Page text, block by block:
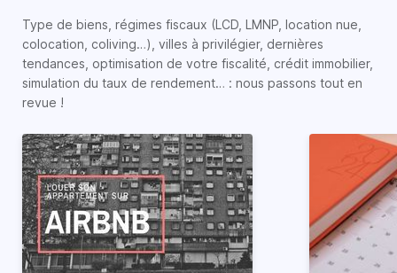
Type de biens, régimes fiscaux (LCD, LMNP, location nue,
colocation, coliving…), villes à privilégier, dernières
tendances, optimisation de votre fiscalité, crédit immobilier,
simulation du taux de rendement… : nous passons tout en
revue !